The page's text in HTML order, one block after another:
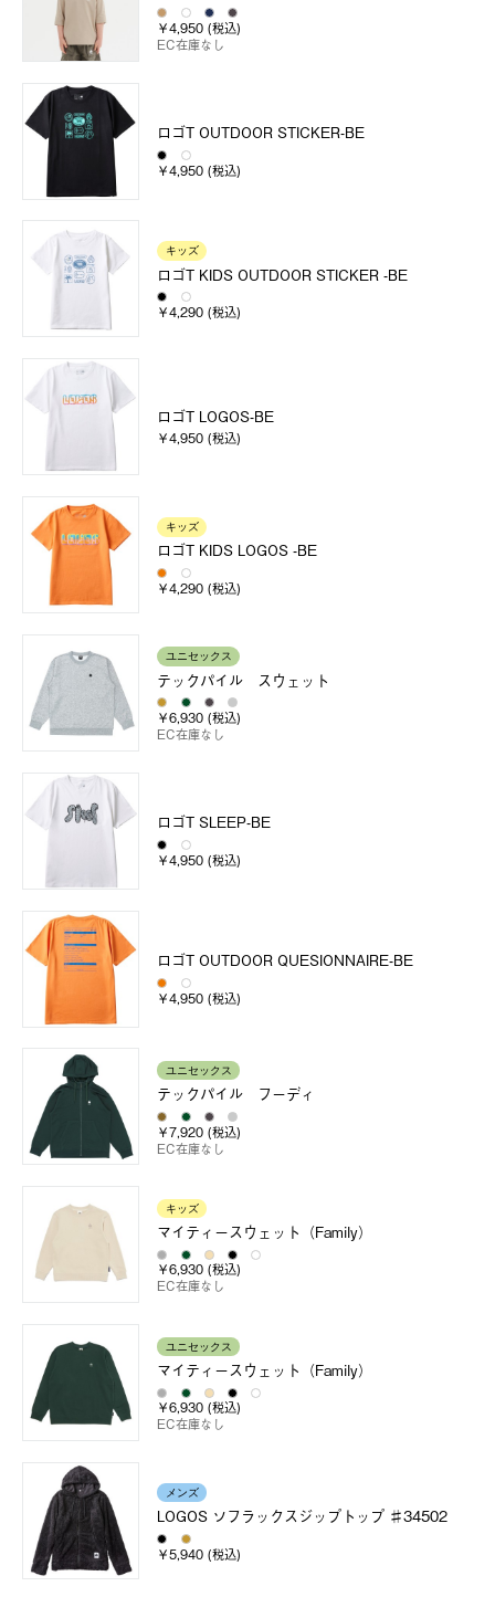
￥4,950 (税込)
EC在庫なし
ロゴT OUTDOOR STICKER-BE
￥4,950 (税込)
キッズ
ロゴT KIDS OUTDOOR STICKER -BE
￥4,290 (税込)
ロゴT LOGOS-BE
￥4,950 (税込)
キッズ
ロゴT KIDS LOGOS -BE
￥4,290 (税込)
ユニセックス
テックパイル スウェット
￥6,930 (税込)
EC在庫なし
ロゴT SLEEP-BE
￥4,950 (税込)
ロゴT OUTDOOR QUESIONNAIRE-BE
￥4,950 (税込)
ユニセックス
テックパイル フーディ
￥7,920 (税込)
EC在庫なし
キッズ
マイティースウェット（Family）
￥6,930 (税込)
EC在庫なし
ユニセックス
マイティースウェット（Family）
￥6,930 (税込)
EC在庫なし
メンズ
LOGOS ソフラックスジップトップ ♯34502
￥5,940 (税込)